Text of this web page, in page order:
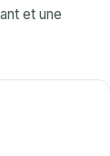
et une